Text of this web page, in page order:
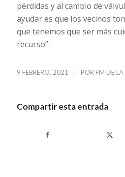
pérdidas y al cambio de
ayudar es que los vecinos
que tenemos que ser más
recurso”.
9 FEBRERO, 2021 / POR FM DE LA
Compartir esta entrada